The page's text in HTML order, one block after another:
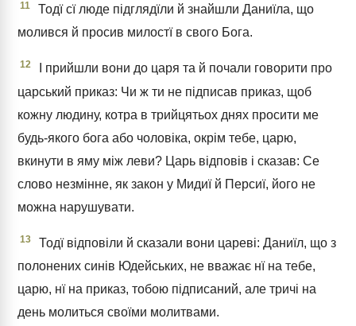
11
Тодї сї люде підглядїли й знайшли Даниїла, що
молився й просив милостї в свого Бога.
12
І прийшли вони до царя та й почали говорити про
царський приказ: Чи ж ти не підписав приказ, щоб
кожну людину, котра в трийцятьох днях просити ме
будь-якого бога або чоловіка, окрім тебе, царю,
вкинути в яму між леви? Царь відповів і сказав: Се
слово незмінне, як закон у Мидиї й Персиї, його не
можна нарушувати.
13
Тодї відповіли й сказали вони цареві: Даниїл, що з
полонених синів Юдейських, не вважає нї на тебе,
царю, нї на приказ, тобою підписаний, але тричі на
день молиться своїми молитвами.